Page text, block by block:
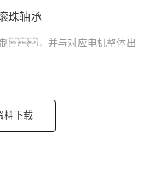
珠轴承
制，并与对应电机整体出
料下载